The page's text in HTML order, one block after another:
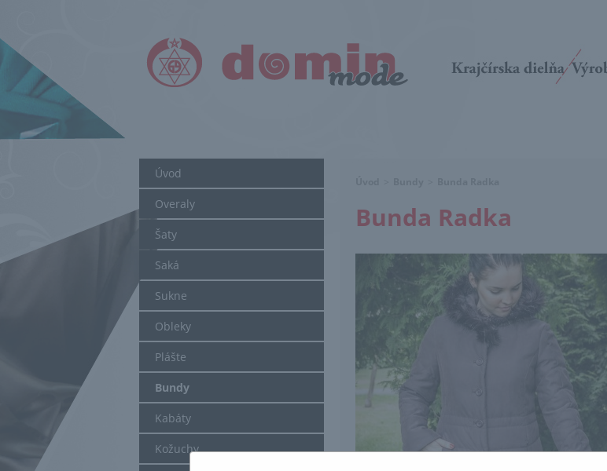
Úvod
Overaly
Šaty
Saká
Sukne
Obleky
Plášte
Bundy
Kabáty
Kožuchy
Bunda Radka